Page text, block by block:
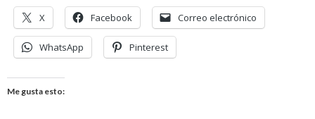
X Facebook Correo electrónico
WhatsApp Pinterest
Me gusta esto: